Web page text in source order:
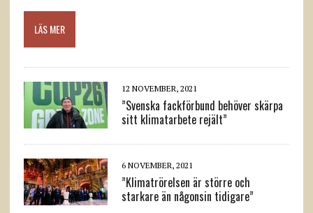
LÄS MER
12 NOVEMBER, 2021
”Svenska fackförbund behöver skärpa
sitt klimatarbete rejält”
6 NOVEMBER, 2021
”Klimatrörelsen är större och
starkare än någonsin tidigare”